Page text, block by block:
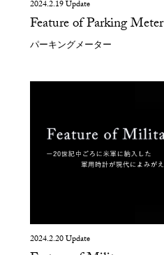
2024.2.19 Update
Feature of Parking Meter
パーキングメーター
2024.2.20 Update